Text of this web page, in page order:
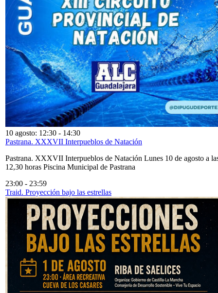
10 agosto: 12:30 - 14:30
Pastrana. XXXVII Interpueblos de Natación
Pastrana. XXXVII Interpueblos de Natación Lunes 10 de agosto a
12,30 horas Piscina Municipal de Pastrana
23:00 - 23:59
Traid. Proyección bajo las estrellas